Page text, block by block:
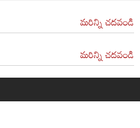
మరిన్ని చదవండి
మరిన్ని చదవండి